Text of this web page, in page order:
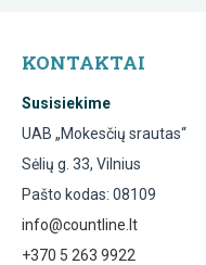
KONTAKTAI
Susisiekime
UAB „Mokesčių srautas“
Sėlių g. 33, Vilnius
Pašto kodas: 08109
info@countline.lt
+370 5 263 9922